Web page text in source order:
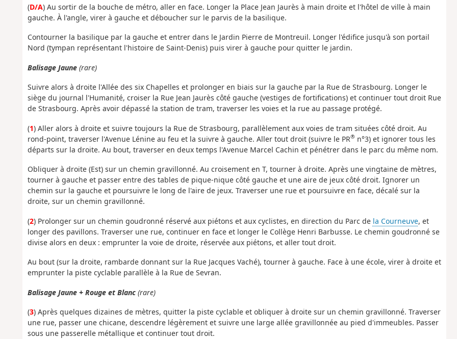
(D/A) Au sortir de la bouche de métro, aller en face. Longer la Place Jean Jaurès à main droite et l'hôtel de ville à main
gauche. À l'angle, virer à gauche et déboucher sur le parvis de la basilique.
Contourner la basilique par la gauche et entrer dans le Jardin Pierre de Montreuil. Longer l'édifice jusqu'à son portail
Nord (tympan représentant l'histoire de Saint-Denis) puis virer à gauche pour quitter le jardin.
Balisage Jaune(rare)
Suivre alors à droite l'Allée des six Chapelles et prolonger en biais sur la gauche par la Rue de Strasbourg. Longer le
siège du journal l'Humanité, croiser la Rue Jean Jaurès côté gauche (vestiges de fortifications) et continuer tout droit Rue
de Strasbourg. Après avoir dépassé la station de tram, traverser les voies et la rue au passage protégé.
(1) Aller alors à droite et suivre toujours la Rue de Strasbourg, parallèlement aux voies de tram situées côté droit. Au
rond-point, traverser l'Avenue Lénine au feu et la suivre à gauche. Aller tout droit (suivre le PR®n°3) et ignorer tous les
départs sur la droite. Au bout, traverser en deux temps l'Avenue Marcel Cachin et pénétrer dans le parc du même nom.
Obliquer à droite (Est) sur un chemin gravillonné. Au croisement en T, tourner à droite. Après une vingtaine de mètres,
tourner à gauche et passer entre des tables de pique-nique côté gauche et une aire de jeux côté droit. Ignorer un
chemin sur la gauche et poursuivre le long de l'aire de jeux. Traverser une rue et poursuivre en face, décalé sur la
droite, sur un chemin gravillonné.
(2) Prolonger sur un chemin goudronné réservé aux piétons et aux cyclistes, en direction du Parc de la Courneuve, et
longer des pavillons. Traverser une rue, continuer en face et longer le Collège Henri Barbusse. Le chemin goudronné se
divise alors en deux : emprunter la voie de droite, réservée aux piétons, et aller tout droit.
Au bout (sur la droite, rambarde donnant sur la Rue Jacques Vaché), tourner à gauche. Face à une école, virer à droite et
emprunter la piste cyclable parallèle à la Rue de Sevran.
Balisage Jaune + Rouge et Blanc(rare)
(3) Après quelques dizaines de mètres, quitter la piste cyclable et obliquer à droite sur un chemin gravillonné. Traverser
une rue, passer une chicane, descendre légèrement et suivre une large allée gravillonnée au pied d'immeubles. Passer
sous une passerelle métallique et continuer tout droit.